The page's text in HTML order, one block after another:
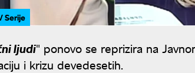
Serije
ljudi" ponovo se reprizira na
i krizu devedesetih.